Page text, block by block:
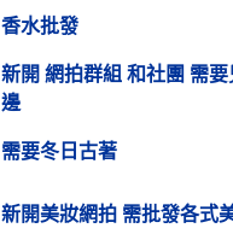
香水批發
新開 網拍群組 和社團 需要
邊
需要冬日古著
新開美妝網拍 需批發各式